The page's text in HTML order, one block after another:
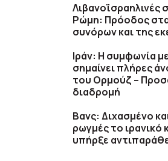
Λιβανοϊσραηλινές
Ρώμη: Πρόοδος
συνόρων και της
Ιράν: Η συμφωνία
σημαίνει πλήρες
του Ορμούζ –
διαδρομή
Βανς: Διχασμένο
ρωγμές το ιρανικό
υπήρξε